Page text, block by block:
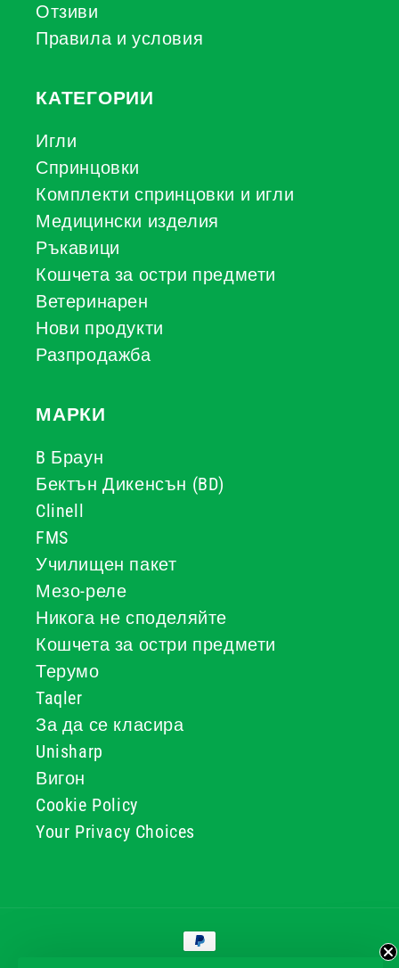
Отзиви
Правила и условия
КАТЕГОРИИ
Игли
Спринцовки
Комплекти спринцовки и игли
Медицински изделия
Ръкавици
Кошчета за остри предмети
Ветеринарен
Нови продукти
Разпродажба
МАРКИ
B Браун
Бектън Дикенсън (BD)
Clinell
FMS
Училищен пакет
Мезо-реле
Никога не споделяйте
Кошчета за остри предмети
Терумо
Taqler
За да се класира
Unisharp
Вигон
Cookie Policy
Your Privacy Choices
Начини